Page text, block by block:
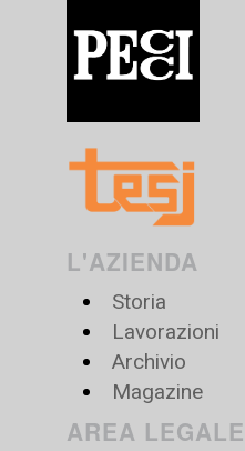
L'AZIENDA
Storia
Lavorazioni
Archivio
Magazine
AREA LEGALE